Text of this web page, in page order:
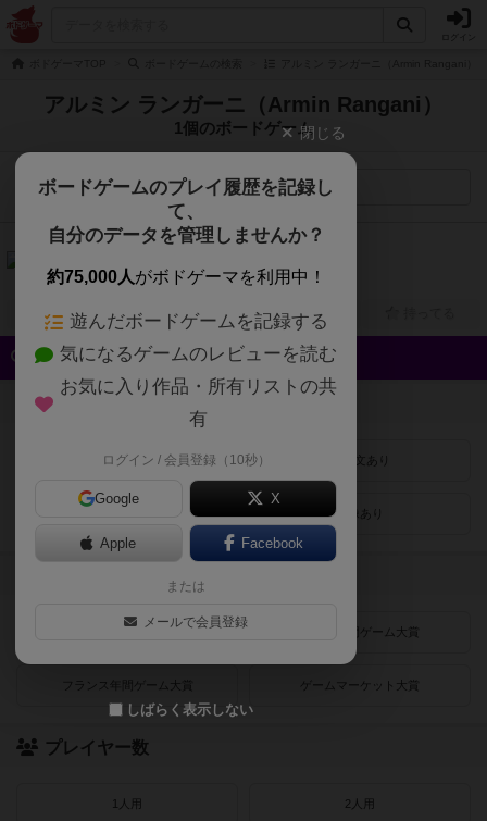
アルミン ランガーニ（Armin Rangani）
1個のボードゲーム
検索メニュー
6.4
影の評議会（Council of Shadows）
1人～4人 60分～90分 14歳～ 2022年～
興味あり 経験あり お気に入り
クイック検索
登録状況
最近登録された順 紹介文あり
画像あり
ドイツゲーム大賞 ドイツ年間ゲーム大賞
フランス年間ゲーム大賞 ゲームマーケット大賞
プレイヤー数
1人用 2人用
閉じる
ボードゲームのプレイ履歴を記録し
て、
自分のデータを管理しませんか？
約75,000人がボドゲーマを利用中！
遊んだボードゲームを記録する
気になるゲームのレビューを読む
お気に入り作品・所有リストの共
有
ログイン / 会員登録（10秒）
Google X
Apple Facebook
または
メールで会員登録
しばらく表示しない